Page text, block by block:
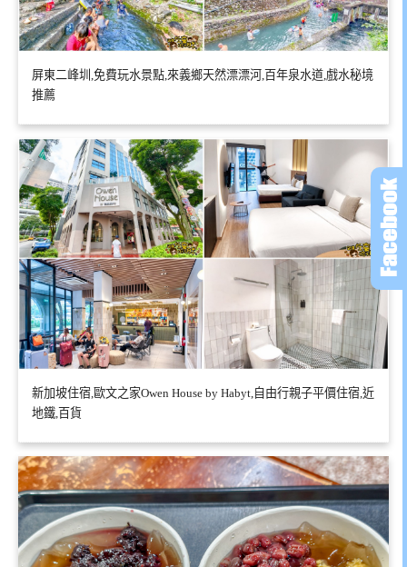
屏東二峰圳,免費玩水景點,來義鄉天然漂漂河,百年泉水道,戲水秘境
推薦
新加坡住宿,歐文之家Owen House by Habyt,自由行親子平價住宿,近
地鐵,百貨